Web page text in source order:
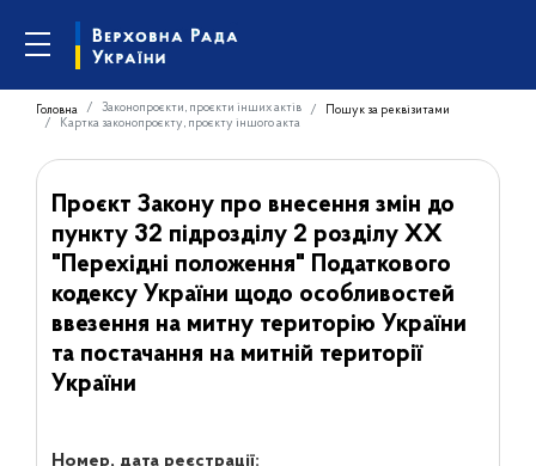
Головна Законопроєкти, проєкти інших актів
Пошук за реквізитами
Картка законопроєкту, проєкту іншого акта
Проєкт Закону про внесення змін до
пункту 32 підрозділу 2 розділу ХХ
"Перехідні положення" Податкового
кодексу України щодо особливостей
ввезення на митну територію України
та постачання на митній території
України
Номер, дата реєстрації: